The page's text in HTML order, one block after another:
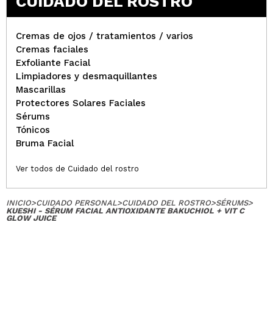
Cremas de ojos / tratamientos / varios
Cremas faciales
Exfoliante Facial
Limpiadores y desmaquillantes
Mascarillas
Protectores Solares Faciales
Sérums
Tónicos
Bruma Facial
Ver todos de Cuidado del rostro
INICIO>CUIDADO PERSONAL>CUIDADO DEL ROSTRO>SÉRUMS>
KUESHI - SÉRUM FACIAL ANTIOXIDANTE BAKUCHIOL + VIT C
GLOW JUICE